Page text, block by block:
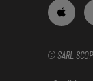
© SARL